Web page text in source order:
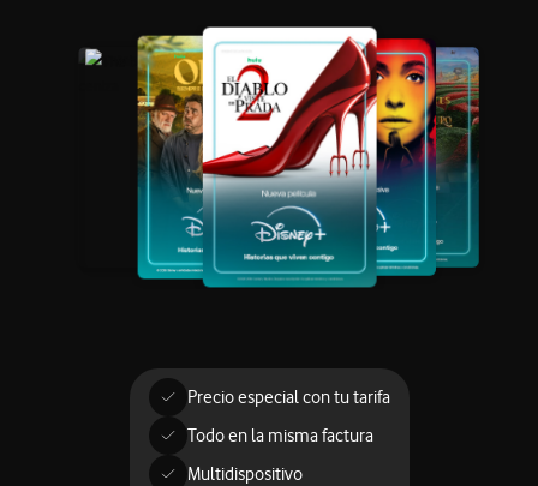
Precio especial con tu tarifa
Todo en la misma factura
Multidispositivo